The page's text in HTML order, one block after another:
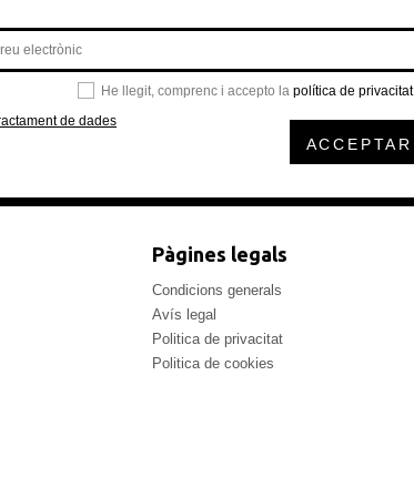
He llegit, comprenc i accepto la política de privacitat
de dades
ACCEPTAR
Pàgines legals
Condicions generals
Avís legal
Politica de privacitat
Politica de cookies